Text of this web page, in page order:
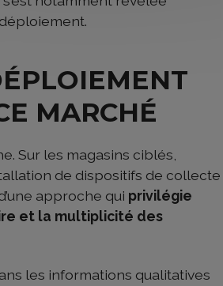
MARCHÉ
Sur les magasins ciblés,
de dispositifs de collecte
approche qui privilégie
et la multiplicité des
les informations qualitatives